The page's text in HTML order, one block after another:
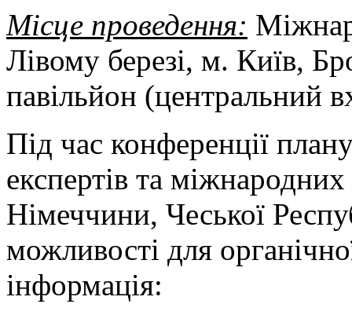
Місце проведення:
Лівому березі, м. Київ,
павільйон (центральний
Під час конференції
експертів та міжнародних
Німеччини, Чеської
можливості для
інформація: